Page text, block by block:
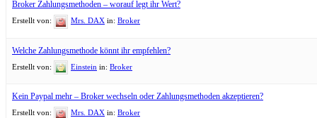
Broker Zahlungsmethoden – worauf legt ihr Wert?
Erstellt von: Mrs. DAX in: Broker
Welche Zahlungsmethode könnt ihr empfehlen?
Erstellt von: Einstein in: Broker
Kein Paypal mehr – Broker wechseln oder Zahlungsmethoden akzeptieren?
Erstellt von: Mrs. DAX in: Broker